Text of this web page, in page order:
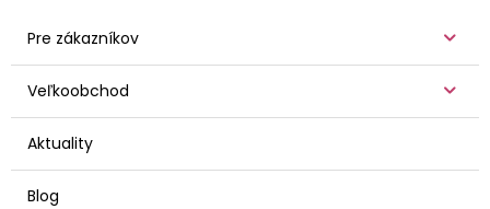
Pre zákazníkov
Veľkoobchod
Aktuality
Blog